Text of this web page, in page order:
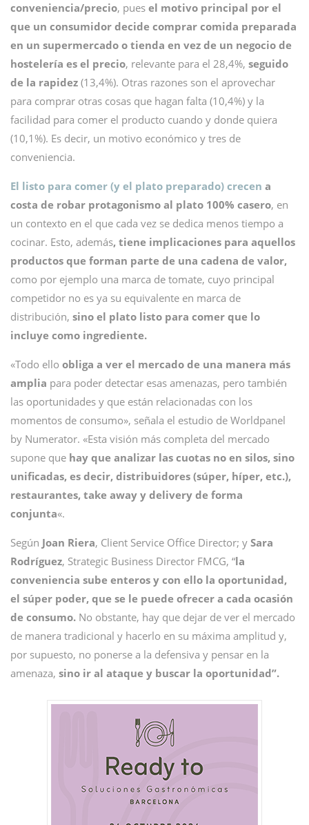
conveniencia/precio, pues el motivo principal por el
que un consumidor decide comprar comida preparada
en un supermercado o tienda en vez de un negocio de
hostelería es el precio, relevante para el 28,4%, seguido
de la rapidez (13,4%). Otras razones son el aprovechar
para comprar otras cosas que hagan falta (10,4%) y la
facilidad para comer el producto cuando y donde quiera
(10,1%). Es decir, un motivo económico y tres de
conveniencia.
El listo para comer (y el plato preparado) crecen a
costa de robar protagonismo al plato 100% casero, en
un contexto en el que cada vez se dedica menos tiempo a
cocinar. Esto, además, tiene implicaciones para aquellos
productos que forman parte de una cadena de valor,
como por ejemplo una marca de tomate, cuyo principal
competidor no es ya su equivalente en marca de
distribución, sino el plato listo para comer que lo
incluye como ingrediente.
«Todo ello obliga a ver el mercado de una manera más
amplia para poder detectar esas amenazas, pero también
las oportunidades y que están relacionadas con los
momentos de consumo», señala el estudio de Worldpanel
by Numerator. «Esta visión más completa del mercado
supone que hay que analizar las cuotas no en silos, sino
unificadas, es decir, distribuidores (súper, híper, etc.),
restaurantes, take away y delivery de forma
conjunta«.
Según Joan Riera, Client Service Office Director; y Sara
Rodríguez, Strategic Business Director FMCG, “la
conveniencia sube enteros y con ello la oportunidad,
el súper poder, que se le puede ofrecer a cada ocasión
de consumo. No obstante, hay que dejar de ver el mercado
de manera tradicional y hacerlo en su máxima amplitud y,
por supuesto, no ponerse a la defensiva y pensar en la
amenaza, sino ir al ataque y buscar la oportunidad”.